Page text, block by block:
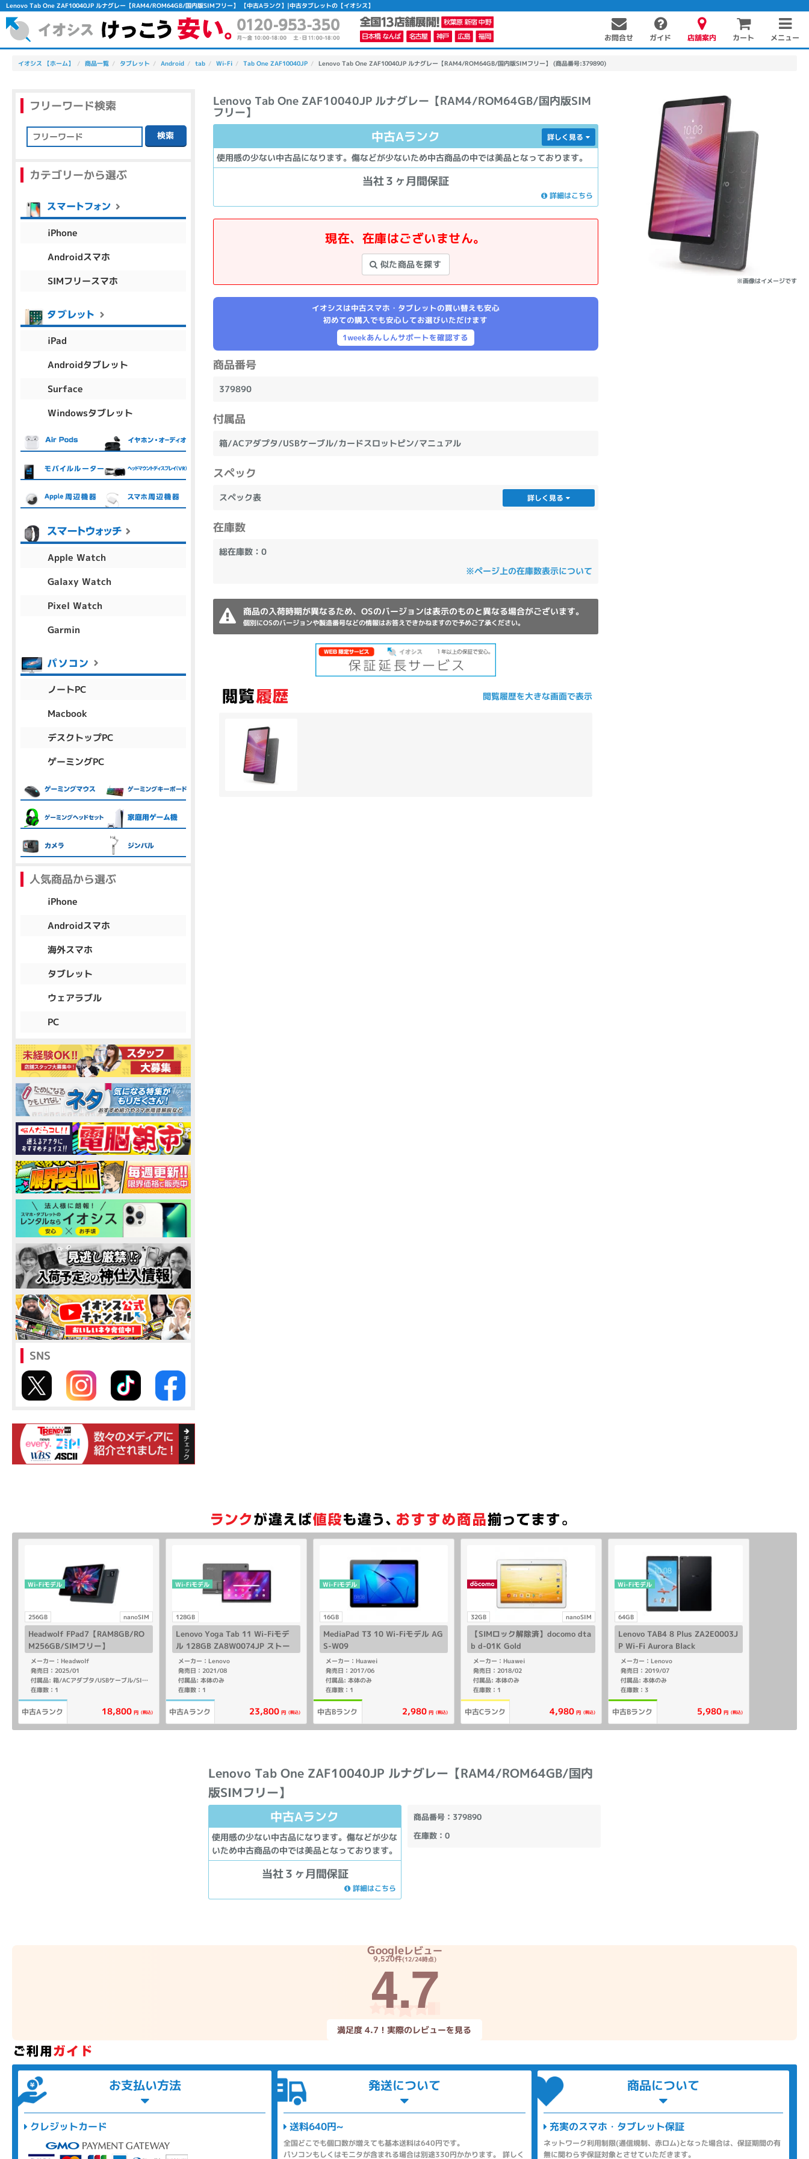
Lenovo Tab One ZAF10040JP ルナグレー【RAM4/ROM64GB/国内版SIMフリー】 【中古Aランク】|中古タブレットの【イオシス】
お問合せ ガイド 店舗案内 カート メニュー
イオシス 【ホーム】 商品一覧 タブレット Android tab Wi-Fi Tab One ZAF10040JP Lenovo Tab One ZAF10040JP ルナグレー【RAM4/ROM64GB/国内版SIMフリー】 (商品番号:379890)
Lenovo Tab One ZAF10040JP ルナグレー【RAM4/ROM64GB/国内版SIM
フリー】
※画像はイメージです
中古Aランク
使用感の少ない中古品になります。傷などが少ないため中古商品の中では美品となっております。
詳しく見る
当社３ヶ月間保証
詳細はこちら
現在、在庫はございません。
似た商品を探す
イオシスは中古スマホ・タブレットの買い替えも安心
初めての購入でも安心してお選びいただけます
1weekあんしんサポートを確認する
商品番号
379890
付属品
箱/ACアダプタ/USBケーブル/カードスロットピン/マニュアル
スペック
スペック表 詳しく見る
在庫数
総在庫数：0
※ページ上の在庫数表示について
商品の入荷時期が異なるため、OSのバージョンは表示のものと異なる場合がございます。
個別にOSのバージョンや製造番号などの情報はお答えできかねますので予めご了承ください。
閲覧履歴を大きな画面で表示
フリーワード検索
検索
カテゴリーから選ぶ
iPhone
Androidスマホ
SIMフリースマホ
iPad
Androidタブレット
Surface
Windowsタブレット
Apple Watch
Galaxy Watch
Pixel Watch
Garmin
ノートPC
Macbook
デスクトップPC
ゲーミングPC
人気商品から選ぶ
iPhone
Androidスマホ
海外スマホ
タブレット
ウェアラブル
PC
SNS
256GB nanoSIM
Wi-Fiモデル
Headwolf FPad7【RAM8GB/RO
M256GB/SIMフリー】
メーカー：Headwolf
発売日：2025/01
付属品: 箱/ACアダプタ/USBケーブル/SIMカードツール/マニュアル
在庫数：1
中古Aランク 18,800 円 (税込)
128GB
Wi-Fiモデル
Lenovo Yoga Tab 11 Wi-Fiモデ
ル 128GB ZA8W0074JP ストー
ムグレイ
メーカー：Lenovo
発売日：2021/08
付属品: 本体のみ
在庫数：1
中古Aランク 23,800 円 (税込)
16GB
Wi-Fiモデル
MediaPad T3 10 Wi-Fiモデル AG
S-W09
メーカー：Huawei
発売日：2017/06
付属品: 本体のみ
在庫数：1
中古Bランク 2,980 円 (税込)
32GB nanoSIM
【SIMロック解除済】docomo dta
b d-01K Gold
メーカー：Huawei
発売日：2018/02
付属品: 本体のみ
在庫数：1
中古Cランク 4,980 円 (税込)
64GB
Wi-Fiモデル
Lenovo TAB4 8 Plus ZA2E0003J
P Wi-Fi Aurora Black
メーカー：Lenovo
発売日：2019/07
付属品: 本体のみ
在庫数：3
中古Bランク 5,980 円 (税込)
Lenovo Tab One ZAF10040JP ルナグレー【RAM4/ROM64GB/国内
版SIMフリー】
中古Aランク
使用感の少ない中古品になります。傷などが少な
いため中古商品の中では美品となっております。
当社３ヶ月間保証
詳細はこちら
商品番号：379890
在庫数：0
Googleレビュー
9,520件(12/24時点)
4.7
満足度 4.7！実際のレビューを見る
お支払い方法
クレジットカード
発送について
送料640円~
全国どこでも個口数が増えても基本送料は640円です。
パソコンもしくはモニタが含まれる場合は別途330円かかります。 詳しく
商品について
充実のスマホ・タブレット保証
ネットワーク利用制限(通信規制、赤ロム)となった場合は、保証期間の有
無に関わらず保証対象とさせていただきます。
除外ワード
人気の検索ワード：Let's note EliteBook
カテゴリー
商品ジャンルの絞り込み
ノートPC デスクPC ソフト
商品シリーズ名・ブランド名の絞り込み。
Thinkpad VAIO
aspire Inspiron
メーカー
Apple SONY TOSHIBA Panasonic FUJITSU
Asus HP
商品の搭載機能による絞り込み
Webカメラ内蔵
ランク
商品状態の絞り込み
新品/未使用 中古 新品 Aランク
その他
メモリ
~
容量
~
モニタサイズ
円 ～
各項目のチェックボックスは「or検索」となります。